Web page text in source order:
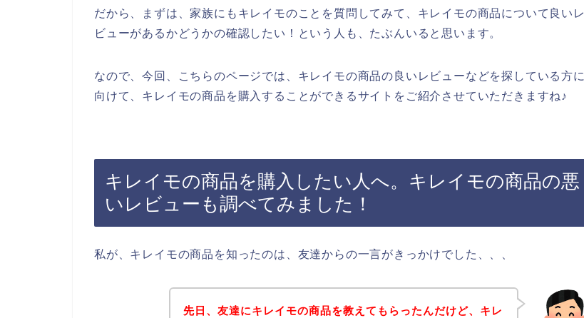
だから、まずは、家族にもキレイモのことを質問してみて、キレイモの商品について良いレ
ビューがあるかどうかの確認したい！という人も、たぶんいると思います。
なので、今回、こちらのページでは、キレイモの商品の良いレビューなどを探している方に
向けて、キレイモの商品を購入することができるサイトをご紹介させていただきますね♪
キレイモの商品を購入したい人へ。キレイモの商品の悪
いレビューも調べてみました！
私が、キレイモの商品を知ったのは、友達からの一言がきっかけでした、、、
先日、友達にキレイモの商品を教えてもらったんだけど、キレ